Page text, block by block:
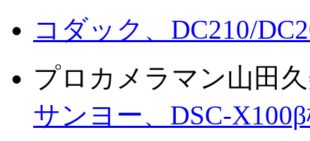
コダック、DC210/
プロカメラマン山田
サンヨー、DSC-